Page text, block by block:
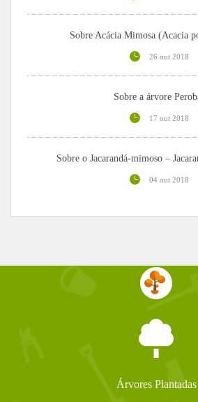
Sobre Acácia Mimosa (Acacia
26 out 2018
Sobre a árvore
17 out 2018
Sobre o Jacarandá-mimoso –
04 out 2018
Árvores Plantadas